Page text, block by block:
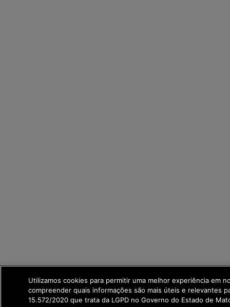
Utilizamos cookies para permitir uma melhor experiência em
compreender quais informações são mais úteis e relevantes
15.572/2020 que trata da LGPD no Governo do Estado de